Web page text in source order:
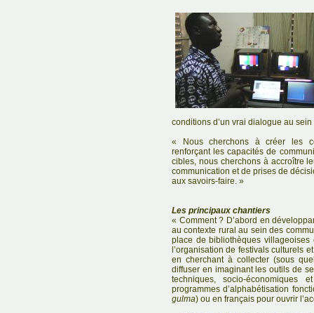
conditions d’un vrai dialogue au
« Nous cherchons à créer les
renforçant les capacités de
cibles, nous cherchons à accroître
communication et de prises de
aux savoirs-faire. »
Les principaux chantiers
« Comment ? D’abord en
au contexte rural au sein des
place de bibliothèques
l’organisation de festivals culturels
en cherchant à collecter (sous
diffuser en imaginant les outils de
techniques, socio-économiques
programmes d’alphabétisation
gulma) ou en français pour ouvrir